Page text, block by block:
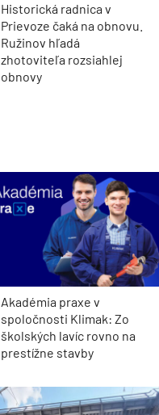
Historická radnica v
Prievoze čaká na obnovu.
Ružinov hľadá
zhotoviteľa rozsiahlej
obnovy
Akadémia praxe v
spoločnosti Klimak: Zo
školských lavíc rovno na
prestížne stavby